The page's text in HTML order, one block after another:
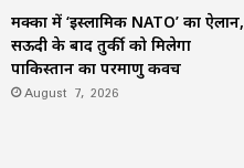
मक्का में ‘इस्लामिक NATO’ का ऐलान,
सऊदी के बाद तुर्की को मिलेगा
पाकिस्तान का परमाणु कवच
August 7, 2026